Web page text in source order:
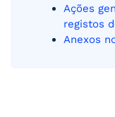
Ações
registos
Anexos